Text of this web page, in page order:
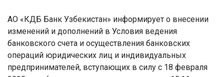
АО «КДБ Банк Узбекистан» информирует о внесении
изменений и дополнений в Условия ведения
банковского счета и осуществления банковских
операций юридических лиц и индивидуальных
предпринимателей, вступающих в силу с 18 февраля